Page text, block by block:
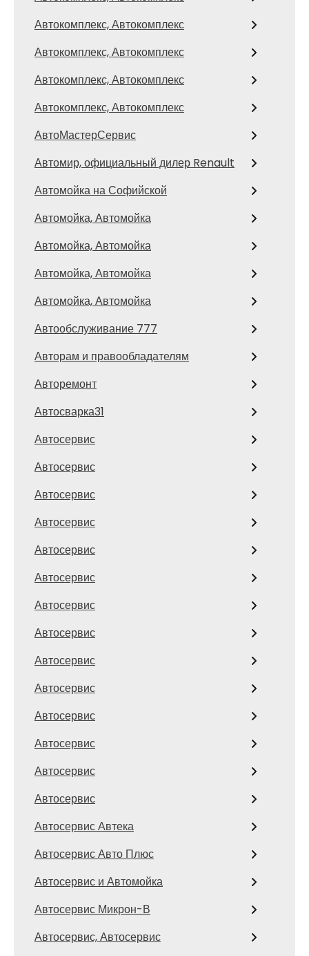
Автокомплекс, Автокомплекс
Автокомплекс, Автокомплекс
Автокомплекс, Автокомплекс
Автокомплекс, Автокомплекс
АвтоМастерСервис
Автомир, официальный дилер Renault
Автомойка на Софийской
Автомойка, Автомойка
Автомойка, Автомойка
Автомойка, Автомойка
Автомойка, Автомойка
Автообслуживание 777
Авторам и правообладателям
Авторемонт
Автосварка31
Автосервис
Автосервис
Автосервис
Автосервис
Автосервис
Автосервис
Автосервис
Автосервис
Автосервис
Автосервис
Автосервис
Автосервис
Автосервис
Автосервис
Автосервис Автека
Автосервис Авто Плюс
Автосервис и Автомойка
Автосервис Микрон-В
Автосервис, Автосервис